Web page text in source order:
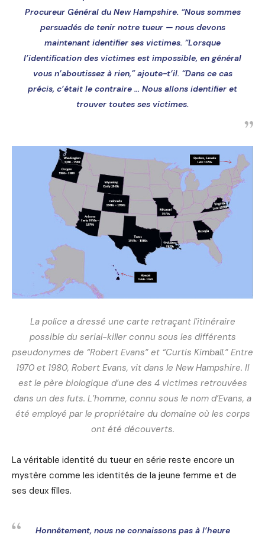
Procureur Général du New Hampshire. “Nous sommes
persuadés de tenir notre tueur — nous devons
maintenant identifier ses victimes. “Lorsque
l’identification des victimes est impossible, en général
vous n’aboutissez à rien,” ajoute-t’il. “Dans ce cas
précis, c’était le contraire … Nous allons identifier et
trouver toutes ses victimes.
La police a dressé une carte retraçant l’itinéraire
possible du serial-killer connu sous les différents
pseudonymes de “Robert Evans” et “Curtis Kimball.” Entre
1970 et 1980, Robert Evans, vit dans le New Hampshire. Il
est le père biologique d’une des 4 victimes retrouvées
dans un des futs. L’homme, connu sous le nom d’Evans, a
été employé par le propriétaire du domaine où les corps
ont été découverts.
La véritable identité du tueur en série reste encore un
mystère comme les identités de la jeune femme et de
ses deux filles.
Honnêtement, nous ne connaissons pas à l’heure